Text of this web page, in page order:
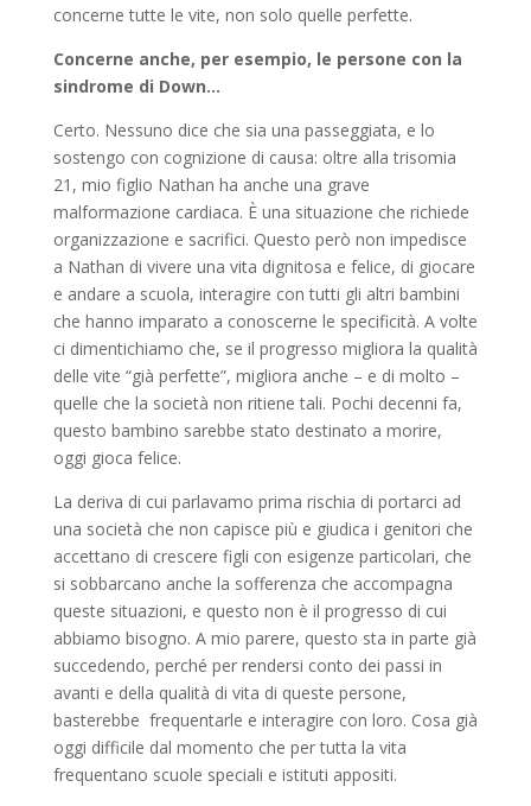
concerne tutte le vite, non solo quelle perfette.
Concerne anche, per esempio, le persone con la
sindrome di Down…
Certo. Nessuno dice che sia una passeggiata, e lo
sostengo con cognizione di causa: oltre alla trisomia
21, mio figlio Nathan ha anche una grave
malformazione cardiaca. È una situazione che richiede
organizzazione e sacrifici. Questo però non impedisce
a Nathan di vivere una vita dignitosa e felice, di giocare
e andare a scuola, interagire con tutti gli altri bambini
che hanno imparato a conoscerne le specificità. A volte
ci dimentichiamo che, se il progresso migliora la qualità
delle vite “già perfette”, migliora anche – e di molto –
quelle che la società non ritiene tali. Pochi decenni fa,
questo bambino sarebbe stato destinato a morire,
oggi gioca felice.
La deriva di cui parlavamo prima rischia di portarci ad
una società che non capisce più e giudica i genitori che
accettano di crescere figli con esigenze particolari, che
si sobbarcano anche la sofferenza che accompagna
queste situazioni, e questo non è il progresso di cui
abbiamo bisogno. A mio parere, questo sta in parte già
succedendo, perché per rendersi conto dei passi in
avanti e della qualità di vita di queste persone,
basterebbe frequentarle e interagire con loro. Cosa già
oggi difficile dal momento che per tutta la vita
frequentano scuole speciali e istituti appositi.